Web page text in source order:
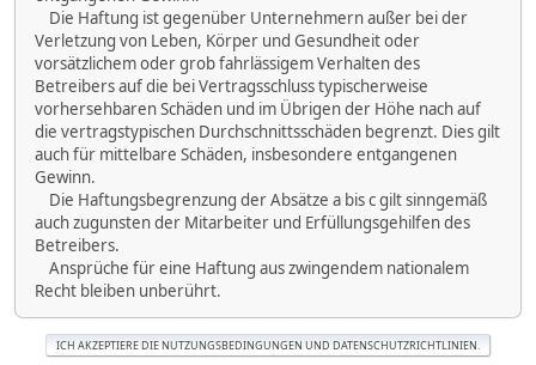
Die Haftung ist gegenüber Unternehmern außer bei der
Verletzung von Leben, Körper und Gesundheit oder
vorsätzlichem oder grob fahrlässigem Verhalten des
Betreibers auf die bei Vertragsschluss typischerweise
vorhersehbaren Schäden und im Übrigen der Höhe nach auf
die vertragstypischen Durchschnittsschäden begrenzt. Dies gilt
auch für mittelbare Schäden, insbesondere entgangenen
Gewinn.
Die Haftungsbegrenzung der Absätze a bis c gilt sinngemäß
auch zugunsten der Mitarbeiter und Erfüllungsgehilfen des
Betreibers.
Ansprüche für eine Haftung aus zwingendem nationalem
Recht bleiben unberührt.